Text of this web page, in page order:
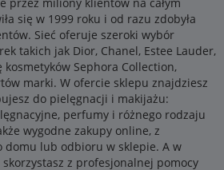
się w 1999 roku i od razu zdobyła
Sieć oferuje szeroki wybór
takich jak Dior, Chanel, Estee Lauder,
Sephora Collection,
marki. W ofercie sklepu znajdziesz
do pielęgnacji i makijażu:
perfumy i różnego rodzaju
wygodne zakupy online, z
domu lub odbioru w sklepie. A w
z profesjonalnej pomocy